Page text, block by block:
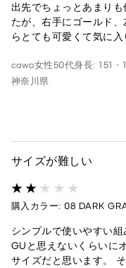
出先でちょっとあまり
たが、右手にゴールド
らとても可愛くて気に入
cawo女性50代身長: 151 -
神奈川県
サイズが難しい
購入カラー: 08 DARK
シンプルで使いやすい
GUと思えないくらいに
サイズだと思います。